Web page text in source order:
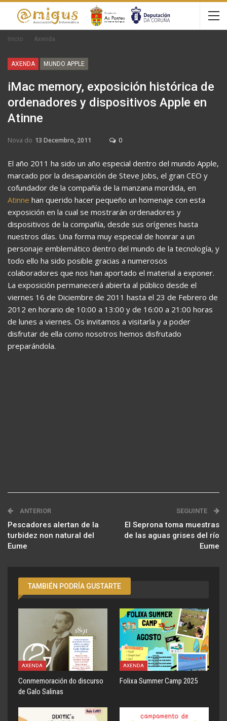
Inicio Axenda
AXENDA MUNDO APPLE
iMac memory, exposición histórica de
ordenadores y dispositivos Apple en
Atinne
Nova do 13 Decembro, 2011 0
El año 2011 ha sido un año especial dentro del mundo Apple,
marcado por la desaparición de Steve Jobs, el gran CEO y
cofundador de la compañía de la manzana mordida, en
Atinne han querido hacer pequeño un homenaje con esta
exposición en la cual se mostrarán ordenadores y
dispositivos de la compañía, desde sus orígenes hasta
nuestros días. Una forma muy especial de honrar a un
personaje emblemático dentro del mundo de la tecnología, y
todo ello ha sido posible gracias a numerosos
colaboradores que nos han aportado el material a exponer.
La exposición permanecerá abierta al público desde el
viernes 16 de Diciembre de 2011 hasta el 23 de Febrero de
2012 en horario de 10:00 a 13:00 y de 16:00 a 21:00 horas
de lunes a viernes. Os invitamos a visitarla y a poder
disfrutar de ella como nosotros hemos disfrutado
preparándola.
ANTERIOR
Pescadores alertan de la
turbidez non natural del
Eume
SEGUINTE
El Seprona toma muestras
de las aguas grises del río
Eume
TAMBIÉN PODRÍA GUSTARTE
AXENDA
Conmemoración do discurso
de Galo Salinas
AXENDA
Folixa Summer Camp 2025